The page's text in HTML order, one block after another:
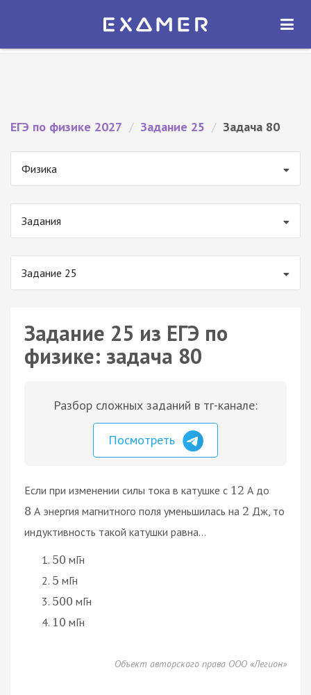
Экзамер — ЕГЭ 2027
ОТКРЫТЬ
ЕГЭ по физике 2027 / Задание 25 / Задача 80
Физика
Задания
Задание 25
Задание 25 из ЕГЭ по
физике: задача 80
Разбор сложных заданий в тг-канале:
Посмотреть
Если при изменении силы тока в катушке с 12 А до
8 А энергия магнитного поля уменьшилась на 2 Дж, то
индуктивность такой катушки равна...
50 мГн
5 мГн
500 мГн
10 мГн
Объект авторского права ООО «Легион»